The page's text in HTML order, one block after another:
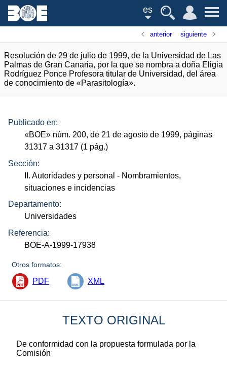
es
anterior siguiente
Resolución de 29 de julio de 1999, de la Universidad de Las
Palmas de Gran Canaria, por la que se nombra a doña Eligia
Rodríguez Ponce Profesora titular de Universidad, del área
de conocimiento de «Parasitología».
Publicado en:
«BOE» núm. 200, de 21 de agosto de 1999, páginas
31317 a 31317 (1 pág.)
Sección:
II. Autoridades y personal - Nombramientos,
situaciones e incidencias
Departamento:
Universidades
Referencia:
BOE-A-1999-17938
Otros formatos:
PDF XML
TEXTO ORIGINAL
De conformidad con la propuesta formulada por la
Comisión